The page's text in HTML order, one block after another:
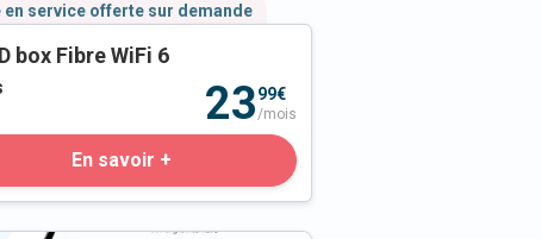
en service offerte sur demande
box Fibre WiFi 6
2399€
/mois
En savoir +